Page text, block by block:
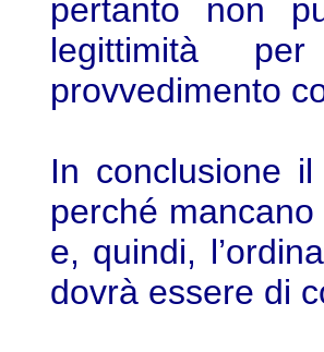
pertanto non
legittimità
provvedimento
In conclusione
perché
e, quindi,
dovrà essere di